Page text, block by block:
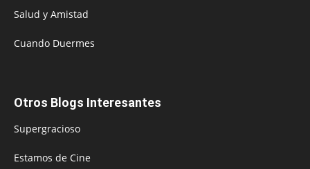
Salud y Amistad
Cuando Duermes
Otros Blogs Interesantes
Supergracioso
Estamos de Cine